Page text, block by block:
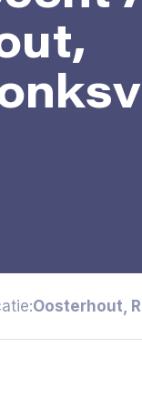
Oosterhout,